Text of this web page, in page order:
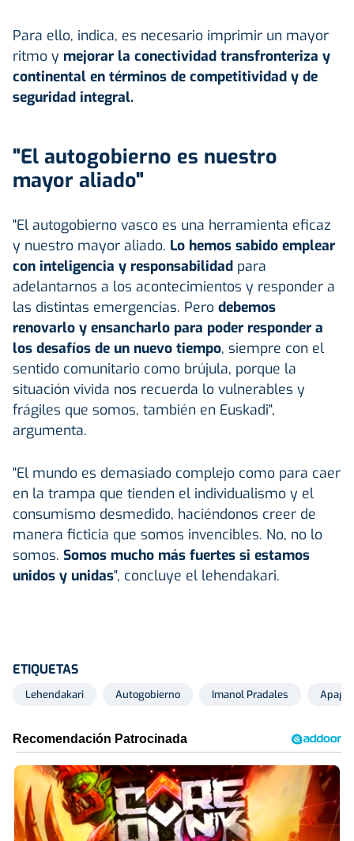
Para ello, indica, es necesario imprimir un mayor
ritmo y mejorar la conectividad transfronteriza y
continental en términos de competitividad y de
seguridad integral.
"El autogobierno es nuestro
mayor aliado"
"El autogobierno vasco es una herramienta eficaz
y nuestro mayor aliado. Lo hemos sabido emplear
con inteligencia y responsabilidad para
adelantarnos a los acontecimientos y responder a
las distintas emergencias. Pero debemos
renovarlo y ensancharlo para poder responder a
los desafíos de un nuevo tiempo, siempre con el
sentido comunitario como brújula, porque la
situación vivida nos recuerda lo vulnerables y
frágiles que somos, también en Euskadi",
argumenta.
"El mundo es demasiado complejo como para caer
en la trampa que tienden el individualismo y el
consumismo desmedido, haciéndonos creer de
manera ficticia que somos invencibles. No, no lo
somos. Somos mucho más fuertes si estamos
unidos y unidas", concluye el lehendakari.
ETIQUETAS
Lehendakari Autogobierno Imanol Pradales